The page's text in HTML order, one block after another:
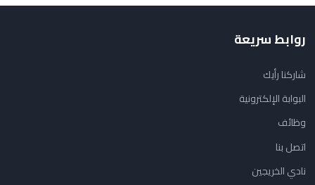
روابط سريعة
شاركنا رأيك
البوابة الإلكترونية
وظائف
اتصل بنا
نادي الخريجين